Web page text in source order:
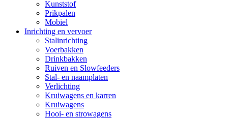
Kunststof
Prikpalen
Mobiel
Inrichting en vervoer
Stalinrichting
Voerbakken
Drinkbakken
Ruiven en Slowfeeders
Stal- en naamplaten
Verlichting
Kruiwagens en karren
Kruiwagens
Hooi- en strowagens